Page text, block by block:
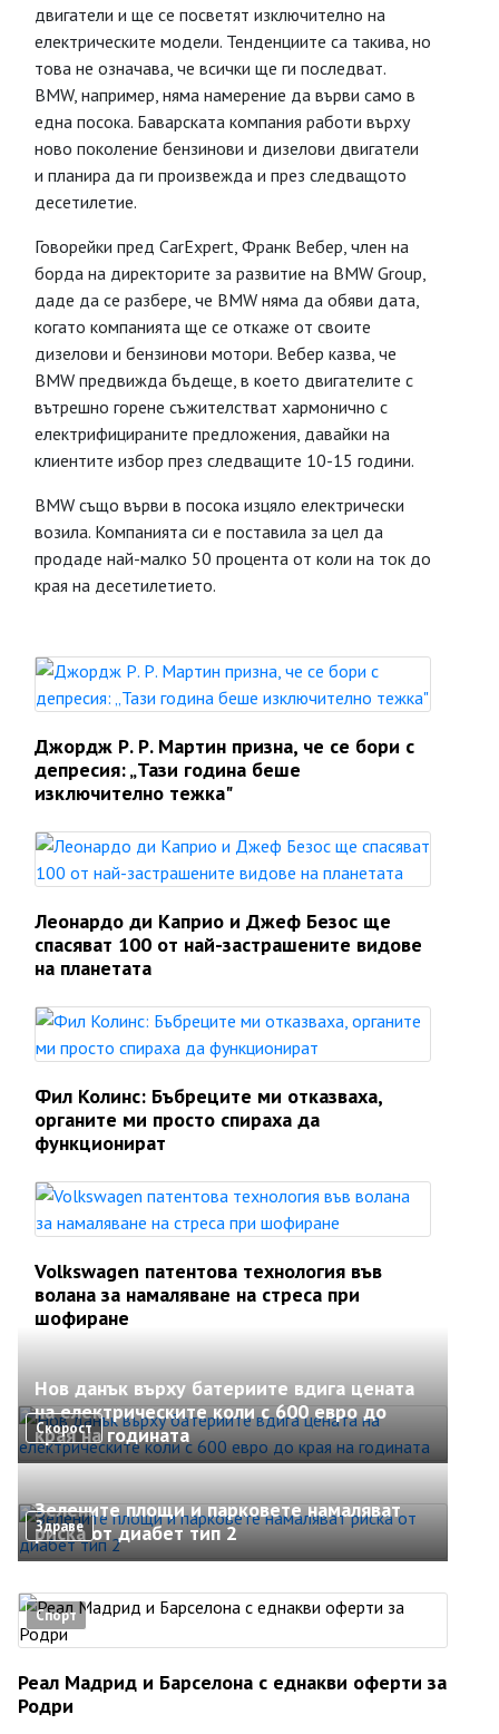
двигатели и ще се посветят изключително на
електрическите модели. Тенденциите са такива, но
това не означава, че всички ще ги последват.
BMW, например, няма намерение да върви само в
една посока. Баварската компания работи върху
ново поколение бензинови и дизелови двигатели
и планира да ги произвежда и през следващото
десетилетие.
Говорейки пред CarExpert, Франк Вебер, член на
борда на директорите за развитие на BMW Group,
даде да се разбере, че BMW няма да обяви дата,
когато компанията ще се откаже от своите
дизелови и бензинови мотори. Вебер казва, че
BMW предвижда бъдеще, в което двигателите с
вътрешно горене съжителстват хармонично с
електрифицираните предложения, давайки на
клиентите избор през следващите 10-15 години.
BMW също върви в посока изцяло електрически
возила. Компанията си е поставила за цел да
продаде най-малко 50 процента от коли на ток до
края на десетилетието.
Джордж Р. Р. Мартин призна, че се бори с
депресия: „Тази година беше
изключително тежка"
Леонардо ди Каприо и Джеф Безос ще
спасяват 100 от най-застрашените видове
на планетата
Фил Колинс: Бъбреците ми отказваха,
органите ми просто спираха да
функционират
Volkswagen патентова технология във
волана за намаляване на стреса при
шофиране
Скорост
Нов данък върху батериите вдига цената
на електрическите коли с 600 евро до
края на годината
Здраве
Зелените площи и парковете намаляват
риска от диабет тип 2
Спорт
Реал Мадрид и Барселона с еднакви оферти за
Родри